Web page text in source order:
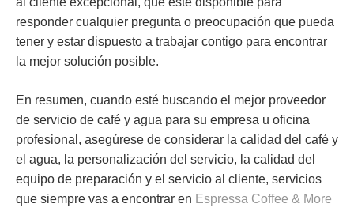
responder cualquier pregunta o preocupación que pueda
tener y estar dispuesto a trabajar contigo para encontrar
la mejor solución posible.
En resumen, cuando esté buscando el mejor proveedor
de servicio de café y agua para su empresa u oficina
profesional, asegúrese de considerar la calidad del café y
el agua, la personalización del servicio, la calidad del
equipo de preparación y el servicio al cliente, servicios
que siempre vas a encontrar en Espressa Coffee & More